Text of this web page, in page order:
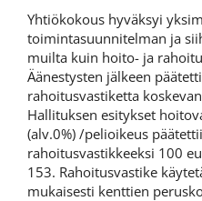
Yhtiökokous hyväksyi
toimintasuunnitelman ja
muilta kuin hoito- ja
Äänestysten jälkeen
rahoitusvastiketta
Hallituksen esitykset
(alv.0%) /pelioikeus
rahoitusvastikkeeksi 100
153. Rahoitusvastike
mukaisesti kenttien